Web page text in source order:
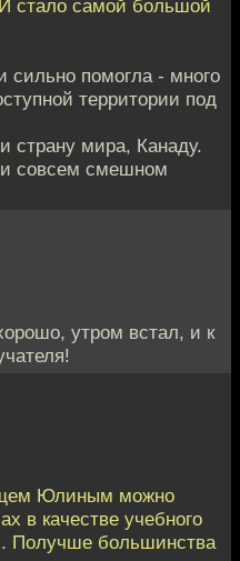
стало самой большой
сильно помогла - много
территории под
страну мира, Канаду.
совсем смешном
утром встал, и к
Юлиным можно
в качестве учебного
Получше большинства